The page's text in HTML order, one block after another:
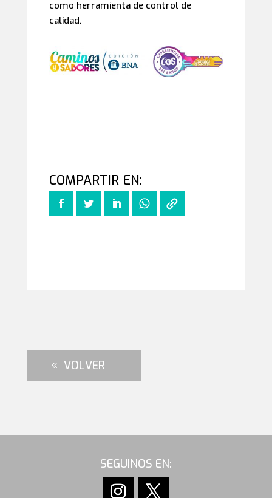
como herramienta de control de
calidad.
VOLVER
SEGUINOS EN: